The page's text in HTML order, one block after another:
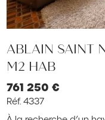
ABLAIN SAINT
M2 HAB
761 250 €
Réf. 4337